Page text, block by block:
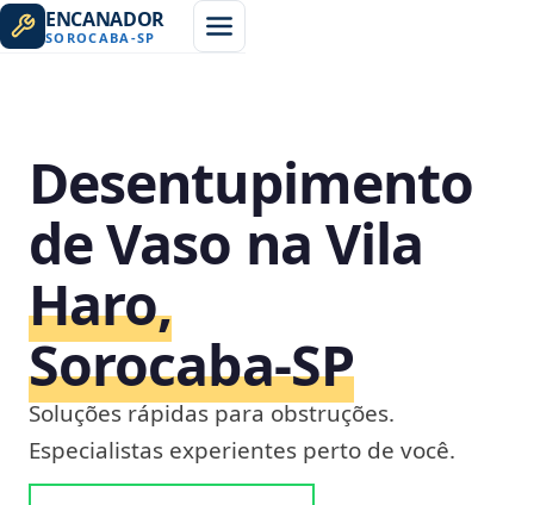
ENCANADOR
SOROCABA -SP
Desentupimento
de Vaso na Vila
Haro,
Sorocaba‑SP
Soluções rápidas para obstruções.
Especialistas experientes perto de você.